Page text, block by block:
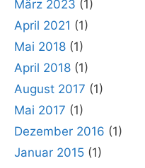
März 2023 (1)
April 2021 (1)
Mai 2018 (1)
April 2018 (1)
August 2017 (1)
Mai 2017 (1)
Dezember 2016 (1)
Januar 2015 (1)